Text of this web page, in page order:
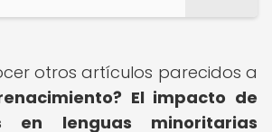
otros artículos parecidos a
El impacto de
en lenguas minoritarias